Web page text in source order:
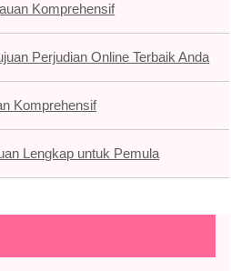
Komprehensif
Perjudian Online Terbaik Anda
Komprehensif
Lengkap untuk Pemula